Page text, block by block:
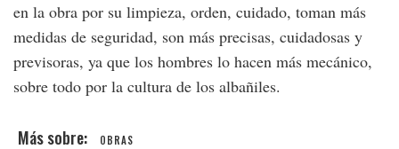
en la obra por su limpieza, orden, cuidado, toman más
medidas de seguridad, son más precisas, cuidadosas y
previsoras, ya que los hombres lo hacen más mecánico,
sobre todo por la cultura de los albañiles.
OBRAS